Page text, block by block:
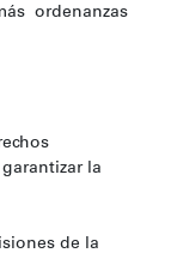
ordenanzas
la
de la